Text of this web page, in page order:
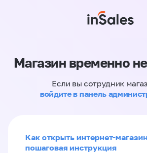
Магазин временно
Если вы сотрудник
войдите в панель
Как открыть интернет-
пошаговая инструкция